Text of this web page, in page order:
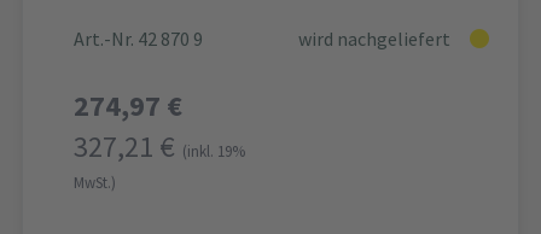
Art.-Nr. 42 870 9 wird nachgeliefert
274,97 €
327,21 € (inkl. 19%
MwSt.)